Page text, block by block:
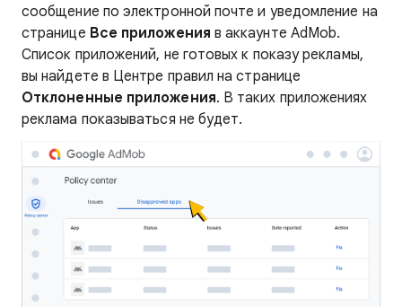
сообщение по электронной почте и уведомление на
странице Все приложения в аккаунте AdMob.
Список приложений, не готовых к показу рекламы,
вы найдете в Центре правил на странице
Отклоненные приложения. В таких приложениях
реклама показываться не будет.